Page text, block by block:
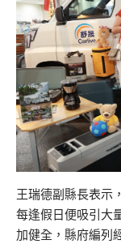
王瑞德副縣長表示
每逢假日便吸引大
加健全，縣府編列